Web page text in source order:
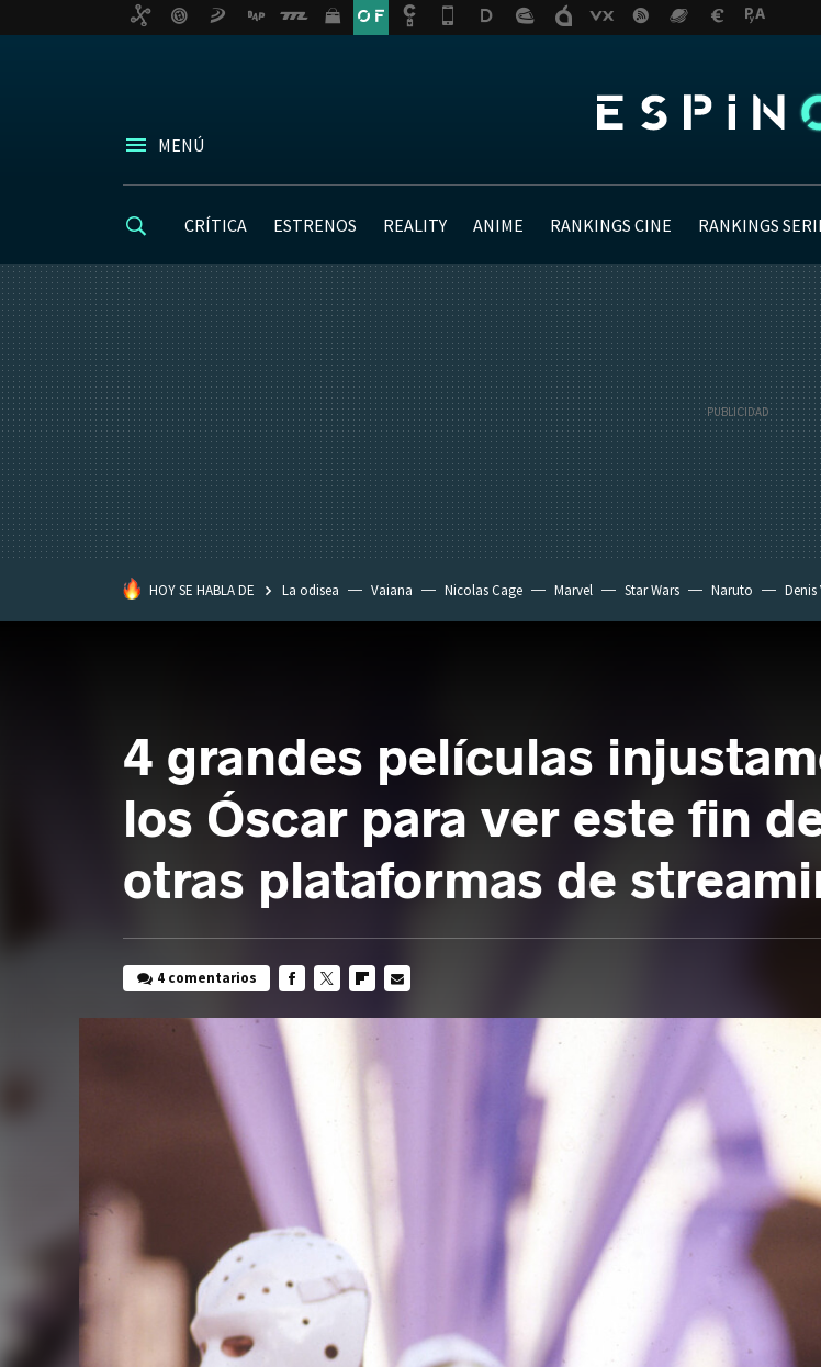
MENÚ
CRÍTICA ESTRENOS REALITY ANIME RANKINGS CINE RANKINGS
HOY SE HABLA DE La odisea Vaiana Nicolas Cage Marvel Star Wars Naruto Denis
4 grandes películas
los Óscar para ver este fin
otras plataformas de
4 comentarios